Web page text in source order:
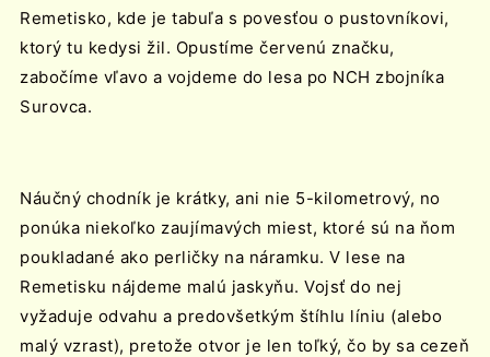
Remetisko, kde je tabuľa s povesťou o pustovníkovi,
ktorý tu kedysi žil. Opustíme červenú značku,
zabočíme vľavo a vojdeme do lesa po NCH zbojníka
Surovca.
Náučný chodník je krátky, ani nie 5-kilometrový, no
ponúka niekoľko zaujímavých miest, ktoré sú na ňom
poukladané ako perličky na náramku. V lese na
Remetisku nájdeme malú jaskyňu. Vojsť do nej
vyžaduje odvahu a predovšetkým štíhlu líniu (alebo
malý vzrast), pretože otvor je len toľký, čo by sa cezeň